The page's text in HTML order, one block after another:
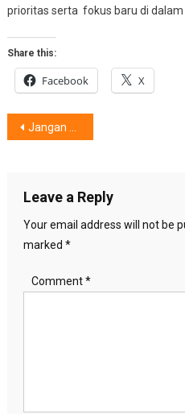
prioritas serta fokus baru di dalam
Share this:
Facebook X
Post
Jangan Biarkan Sampah Plastik Hadir, Solusi ?……
Leave a Reply
Your email address will not be
marked *
Comment*